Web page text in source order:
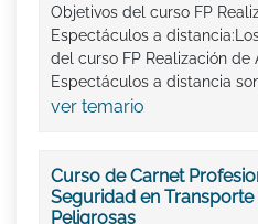
Objetivos del curso FP
Espectáculos a
del curso FP Realización de
Espectáculos a distancia
ver temario
Curso de Carnet
Seguridad en
Peligrosas